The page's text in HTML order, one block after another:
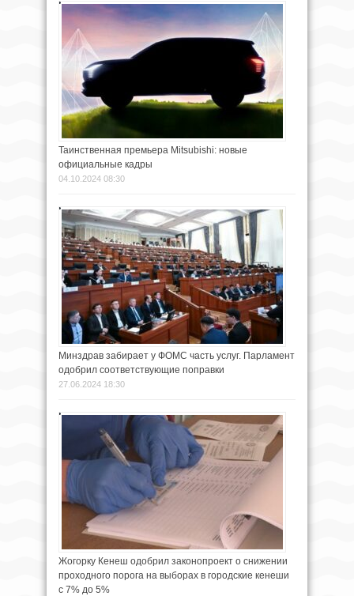
Таинственная премьера Mitsubishi: новые
официальные кадры
04.10.2024 08:30
Минздрав забирает у ФОМС часть услуг. Парламент
одобрил соответствующие поправки
27.06.2024 18:30
Жогорку Кенеш одобрил законопроект о снижении
проходного порога на выборах в городские кенеши
с 7% до 5%